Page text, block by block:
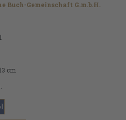
Buch-Gemeinschaft G.m.b.H.
cm